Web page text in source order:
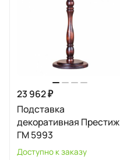
23 962 ₽
Подставка
декоративная Престиж
ГМ 5993
Доступно к заказу